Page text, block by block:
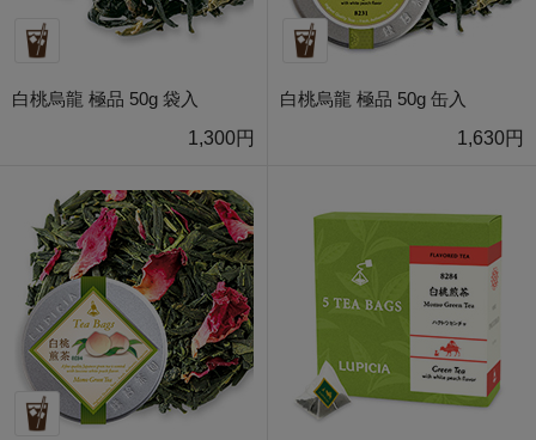
白桃烏龍 極品 50g 袋入
1,300円
白桃烏龍 極品 50g 缶入
1,630円